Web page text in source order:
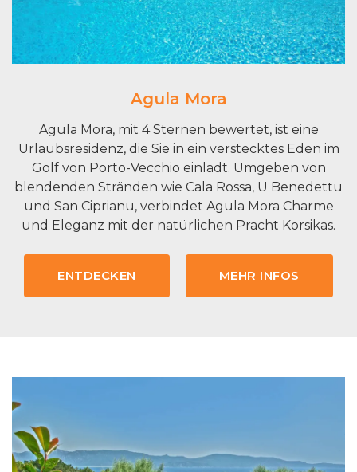
Agula Mora
Agula Mora, mit 4 Sternen bewertet, ist eine
Urlaubsresidenz, die Sie in ein verstecktes Eden im
Golf von Porto-Vecchio einlädt. Umgeben von
blendenden Stränden wie Cala Rossa, U Benedettu
und San Ciprianu, verbindet Agula Mora Charme
und Eleganz mit der natürlichen Pracht Korsikas.
ENTDECKEN MEHR INFOS